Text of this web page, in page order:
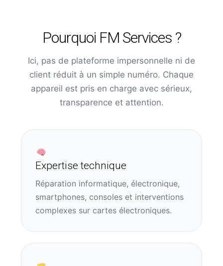
Pourquoi FM Services ?
Ici, pas de plateforme impersonnelle ni de
client réduit à un simple numéro. Chaque
appareil est pris en charge avec sérieux,
transparence et attention.
Expertise technique
Réparation informatique, électronique,
smartphones, consoles et interventions
complexes sur cartes électroniques.